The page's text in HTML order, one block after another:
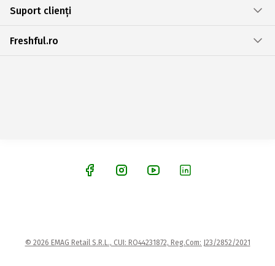
Suport clienți
Freshful.ro
© 2026 EMAG Retail S.R.L., CUI: RO44231872, Reg.Com: J23/2852/2021